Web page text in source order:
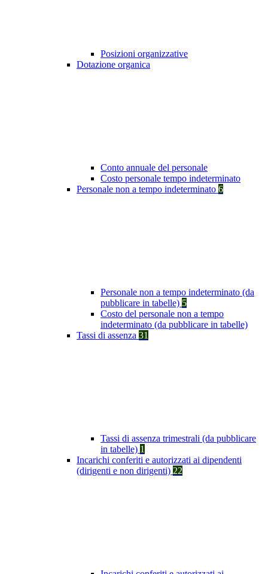
Posizioni organizzative
Dotazione organica
Conto annuale del personale
Costo personale tempo indeterminato
Personale non a tempo indeterminato 6
Personale non a tempo indeterminato (da
pubblicare in tabelle) 5
Costo del personale non a tempo
indeterminato (da pubblicare in tabelle)
Tassi di assenza 31
Tassi di assenza trimestrali (da pubblicare
in tabelle) 1
Incarichi conferiti e autorizzati ai dipendenti
(dirigenti e non dirigenti) 22